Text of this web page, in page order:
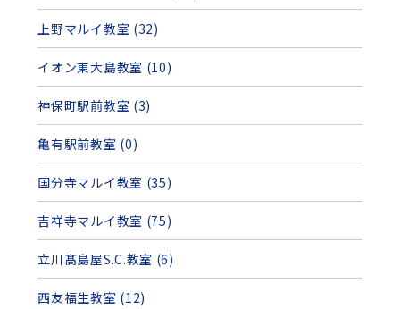
上野マルイ教室 (32)
イオン東大島教室 (10)
神保町駅前教室 (3)
亀有駅前教室 (0)
国分寺マルイ教室 (35)
吉祥寺マルイ教室 (75)
立川髙島屋S.C.教室 (6)
西友福生教室 (12)